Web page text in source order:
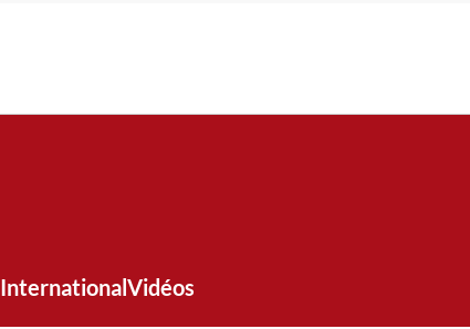
InternationalVidéos